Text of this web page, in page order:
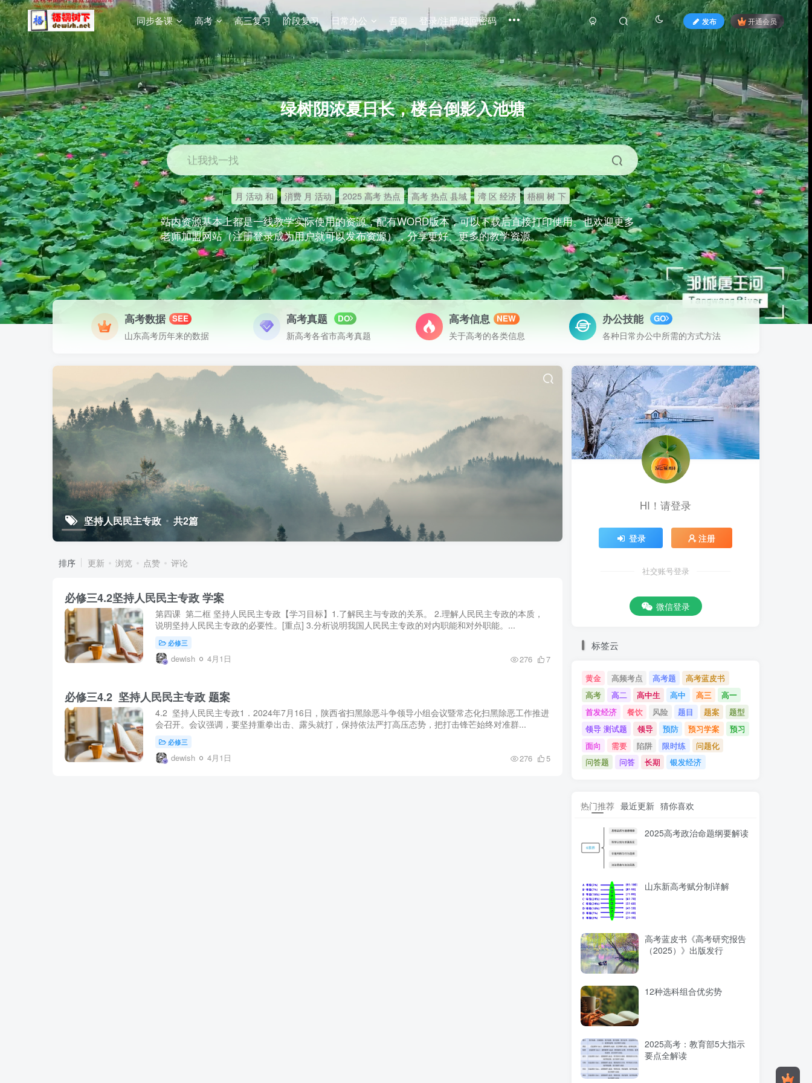
同步备课 高考 高三复习 阶段复习 日常办公 吾阅 登录/注册/找回密码 发布 开通会员
绿树阴浓夏日长，楼台倒影入池塘
让我找一找
月 活动 和 消费 月 活动 2025 高考 热点 高考 热点 县域 湾 区 经济 梧桐 树 下
站内资源基本上都是一线教学实际使用的资源，配有WORD版本，可以下载后直接打印使用。也欢迎更多
老师加盟网站（注册登录成为用户就可以发布资源），分享更好、更多的教学资源。
高考数据 SEE
山东高考历年来的数据
高考真题 DO
新高考各省市高考真题
高考信息 NEW
关于高考的各类信息
办公技能 GO
各种日常办公中所需的方式方法
坚持人民民主专政 共2篇
排序 更新 浏览 点赞 评论
必修三4.2坚持人民民主专政 学案
第四课 第二框 坚持人民民主专政【学习目标】1.了解民主与专政的关系。 2.理解人民民主专政的本质，
说明坚持人民民主专政的必要性。[重点] 3.分析说明我国人民民主专政的对内职能和对外职能。...
必修三
dewish 4月1日 276 7
必修三4.2 坚持人民民主专政 题案
4.2 坚持人民民主专政1．2024年7月16日，陕西省扫黑除恶斗争领导小组会议暨常态化扫黑除恶工作推进
会召开。会议强调，要坚持重拳出击、露头就打，保持依法严打高压态势，把打击锋芒始终对准群...
必修三
dewish 4月1日 276 5
HI！请登录
登录 注册
社交账号登录
微信登录
标签云
黄金 高频考点 高考题
高考蓝皮书
高考
高二 高中生 高中 高三
高一
首发经济
餐饮 风险 题目 题案
题型
领导 测试题
领导 预防 预习学案
预习
面向
需要 陷阱 限时练
问题化
问答题
问答 长期 银发经济
热门推荐 最近更新 猜你喜欢
2025高考政治命题纲要解读
山东新高考赋分制详解
高考蓝皮书《高考研究报告
（2025）》出版发行
12种选科组合优劣势
2025高考：教育部5大指示
要点全解读